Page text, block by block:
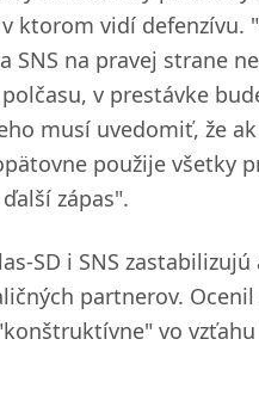
ktorom vidí defenzívu.
SNS na pravej strane
v prestávke
musí uvedomiť, že
použije všetky
zápas".
SD i SNS
partnerov. Ocenil
vo